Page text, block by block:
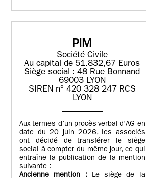
PIM
Société Civile
Au capital de 51.832,67 Euros
Siège social : 48 Rue Bonnand
69003 LYON
SIREN n° 420 328 247 RCS
LYON
Aux termes d’un procès-verbal d’AG en
date du 20 juin 2026, les associés
ont décidé de transférer le siège
social à compter du même jour, ce qui
entraîne la publication de la mention
suivante :
Ancienne mention : Le siège de la